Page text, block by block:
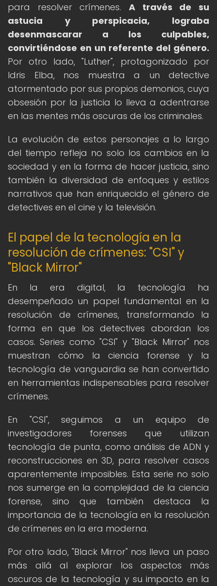
para resolver crímenes. A través de su
astucia y perspicacia, lograba
desenmascarar a los culpables,
convirtiéndose en un referente del género.
Por otro lado, "Luther", protagonizado por
Idris Elba, nos muestra a un detective
atormentado por sus propios demonios, cuya
obsesión por la justicia lo lleva a adentrarse
en las mentes más oscuras de los criminales.
La evolución de estos personajes a lo largo
del tiempo refleja no solo los cambios en la
sociedad y en la forma de hacer justicia, sino
también la diversidad de enfoques y estilos
narrativos que han enriquecido el género de
detectives en el cine y la televisión.
El papel de la tecnología en la
resolución de crímenes: "CSI" y
"Black Mirror"
En la era digital, la tecnología ha
desempeñado un papel fundamental en la
resolución de crímenes, transformando la
forma en que los detectives abordan los
casos. Series como "CSI" y "Black Mirror" nos
muestran cómo la ciencia forense y la
tecnología de vanguardia se han convertido
en herramientas indispensables para resolver
crímenes.
En "CSI", seguimos a un equipo de
investigadores forenses que utilizan
tecnología de punta, como análisis de ADN y
reconstrucciones en 3D, para resolver casos
aparentemente imposibles. Esta serie no solo
nos sumerge en la complejidad de la ciencia
forense, sino que también destaca la
importancia de la tecnología en la resolución
de crímenes en la era moderna.
Por otro lado, "Black Mirror" nos lleva un paso
más allá al explorar los aspectos más
oscuros de la tecnología y su impacto en la